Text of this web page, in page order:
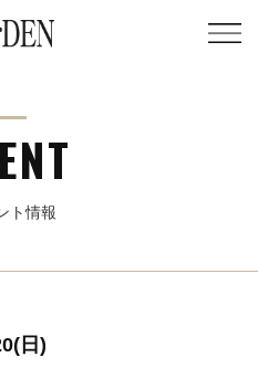
ト情報
日)